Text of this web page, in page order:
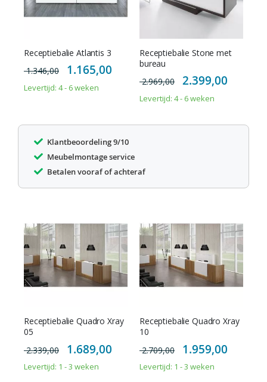
Receptiebalie Atlantis 3
1.346,00
Special
Price
1.165,00
Levertijd: 4 - 6 weken
Receptiebalie Stone met
bureau
2.969,00
Special
Price
2.399,00
Levertijd: 4 - 6 weken
Klantbeoordeling 9/10
Meubelmontage service
Betalen vooraf of achteraf
Receptiebalie Quadro Xray
05
2.339,00
Special
Price
1.689,00
Levertijd: 1 - 3 weken
Receptiebalie Quadro Xray
10
2.709,00
Special
Price
1.959,00
Levertijd: 1 - 3 weken